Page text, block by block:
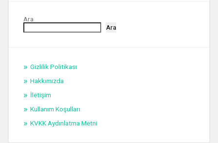
Ara
Ara
Gizlilik Politikası
Hakkımızda
İletişim
Kullanım Koşulları
KVKK Aydınlatma Metni